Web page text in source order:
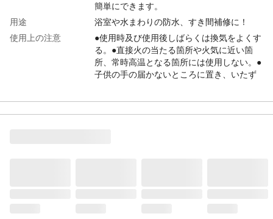
簡単にできます。
用途
浴室や水まわりの防水、すき間補修に！
使用上の注意
●使用時及び使用後しばらくは換気をよくす
る。●直接火の当たる箇所や火気に近い箇
所、常時高温となる箇所には使用しない。●
子供の手の届かないところに置き、いたず